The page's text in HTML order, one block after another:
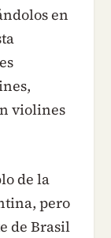
en
violines
de la
pero
de Brasil